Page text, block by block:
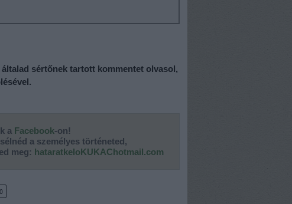
általad sértőnek tartott kommentet olvasol,
a Facebook-on!
a személyes történeted,
meg: hataratkeloKUKAChotmail.com
0